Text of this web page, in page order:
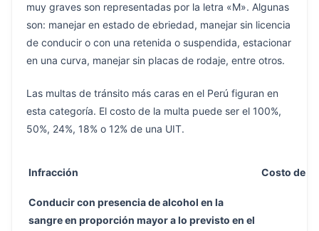
muy graves son representadas por la letra «M». Algunas
son: manejar en estado de ebriedad, manejar sin licencia
de conducir o con una retenida o suspendida, estacionar
en una curva, manejar sin placas de rodaje, entre otros.
Las multas de tránsito más caras en el Perú figuran en
esta categoría. El costo de la multa puede ser el 100%,
50%, 24%, 18% o 12% de una UIT.
Infracción Costo de la
Conducir con presencia de alcohol en la
sangre en proporción mayor a lo previsto en el